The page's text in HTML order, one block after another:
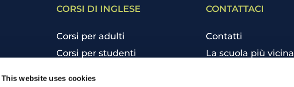
This website uses cookies
CORSI DI INGLESE
Corsi per adulti
Corsi per studenti
CONTATTACI
Contatti
La scuola più vicina